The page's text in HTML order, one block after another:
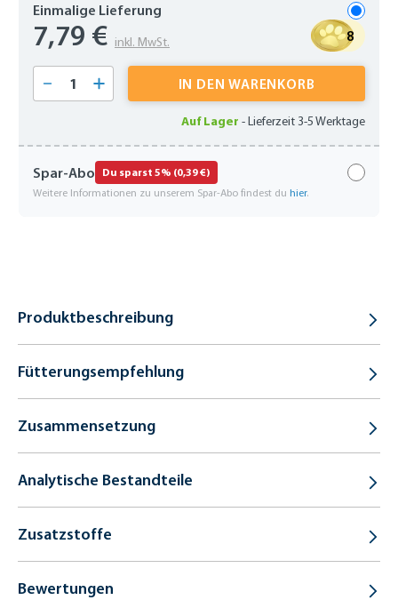
Einmalige Lieferung
7,79 € inkl. MwSt. 8
Produkt Anzahl: Gib den gewünschten
IN DEN WARENKORB
Auf Lager -Lieferzeit 3-5 Werktage
Spar-Abo Du sparst 5% (0,39 €)
Weitere Informationen zu unserem Spar-Abo findest du hier.
Produktbeschreibung
Fütterungsempfehlung
Zusammensetzung
Analytische Bestandteile
Zusatzstoffe
Bewertungen